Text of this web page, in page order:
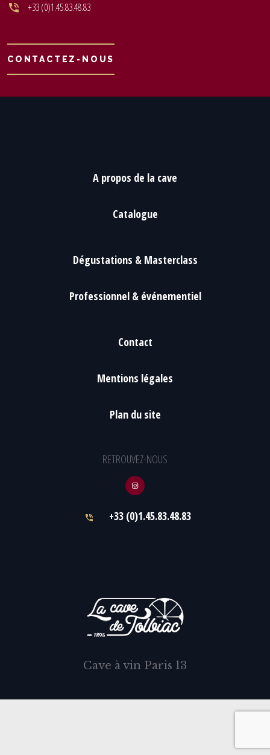
+33 (0)1.45.83.48.83
CONTACTEZ-NOUS
A propos de la cave
Catalogue
Dégustations & Masterclass
Professionnel & événementiel
Contact
Mentions légales
Plan du site
RETROUVEZ-NOUS
+33 (0)1.45.83.48.83
Cave à vin Paris 13